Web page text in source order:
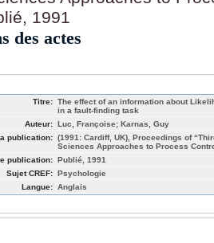
1991
des actes
Titre: The effect of an information about
in a fault-finding task
Auteur: Luc, Françoise; Karnas, Guy
publication: (1991: Cardiff, UK), Proceedings of
Sciences Approaches to Process
publication: Publié, 1991
Sujet CREF: Psychologie
Langue: Anglais